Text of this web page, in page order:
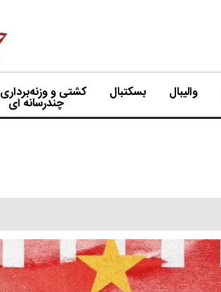
والیبال بسکتبال کشتی و وزنه‌برداری
چندرسانه ای